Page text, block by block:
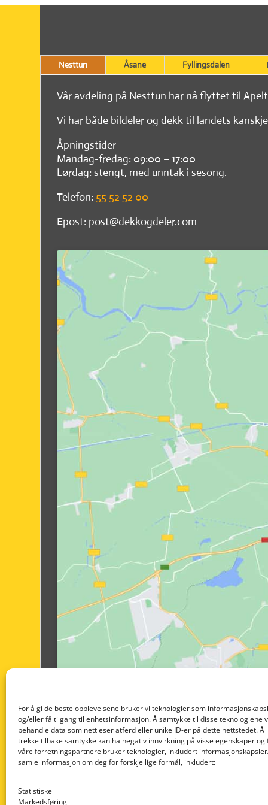
For å gi de beste opplevelsene bruker vi teknologier som
og/eller få tilgang til enhetsinformasjon. Å samtykke til disse teknologiene
behandle data som nettleser atferd eller unike ID-er på dette nettstedet. Å
trekke tilbake samtykke kan ha negativ innvirkning på visse egenskaper og
våre forretningspartnere bruker teknologier, inkludert
samle informasjon om deg for forskjellige formål, inkludert:
Statistiske
Markedsføring
Nesttun Åsane Fyllingsdalen
Vår avdeling på Nesttun har nå flyttet til
Vi har både bildeler og dekk til landets
Åpningstider
Mandag-fredag: 09:00 – 17:00
Lørdag: stengt, med unntak i sesong.
Telefon: 55 52 52 00
Epost: post@dekkogdeler.com